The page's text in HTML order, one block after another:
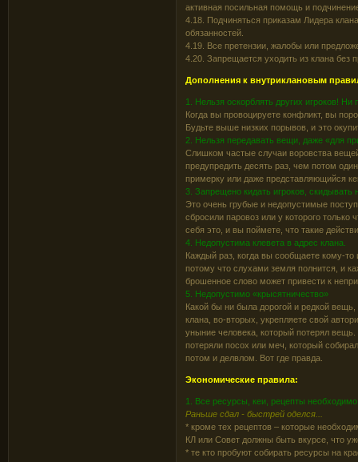
активная посильная помощь и
4.18. Подчиняться приказам Лидера
обязанностей.
4.19. Все претензии, жалобы или
4.20. Запрещается уходить из клана без
Дополнения к внутриклановым
1. Нельзя оскорблять других игроков! Ни
Когда вы провоцируете конфликт, вы
Будьте выше низких порывов, и это
2. Нельзя передавать вещи, даже «для
Слишком частые случаи воровства
предупредить десять раз, чем потом
примерку или даже представляющийся
3. Запрещено кидать игроков,
Это очень грубые и недопустимые
сбросили паровоз или у которого
себя это, и вы поймете, что такие
4. Недопустима клевета в адрес клана.
Каждый раз, когда вы сообщаете кому-
потому что слухами земля полнится, и
брошенное слово может привести к
5. Недопустимо «крысятничество»
Какой бы ни была дорогой и редкой
клана, во-вторых, укрепляете свой
уныние человека, который потерял
потеряли посох или меч, который
потом и делвлом. Вот где правда.
Экономические правила:
1. Все ресурсы, кеи, рецепты
Раньше сдал - быстрей оделся...
* кроме тех рецептов – которые
КЛ или Совет должны быть вкурсе, что
* те кто пробуют собирать ресурсы на